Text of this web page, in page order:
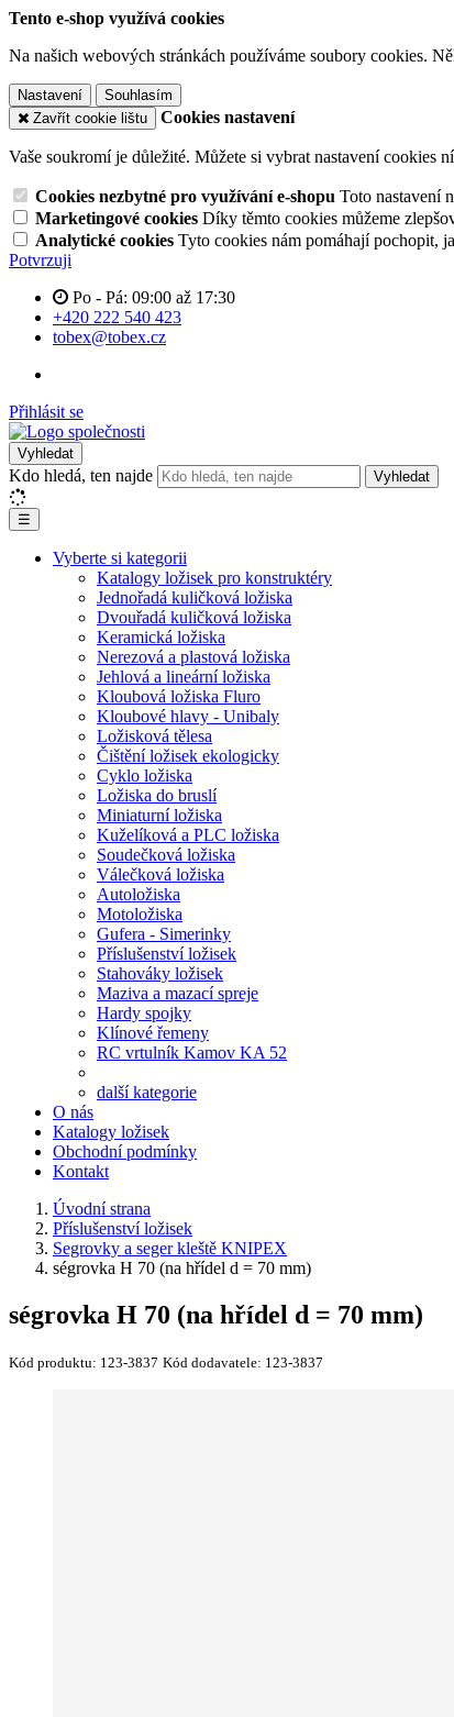
Tento e-shop využívá cookies
Na našich webových stránkách používáme soubory cookies.
Nastavení
Souhlasím
Zavřít cookie lištu
Cookies nastavení
Vaše soukromí je důležité. Můžete si vybrat nastavení cookies
Cookies nezbytné pro využívání e-shopu Toto nastavení
Marketingové cookies Díky těmto cookies můžeme
Analytické cookies Tyto cookies nám pomáhají pochopit,
Potvrzuji
Po - Pá: 09:00 až 17:30
+420 222 540 423
tobex@tobex.cz
Přihlásit se
Vyhledat
Kdo hledá, ten najde Vyhledat
☰
Vyberte si kategorii
Katalogy ložisek pro konstruktéry
Jednořadá kuličková ložiska
Dvouřadá kuličková ložiska
Keramická ložiska
Nerezová a plastová ložiska
Jehlová a lineární ložiska
Kloubová ložiska Fluro
Kloubové hlavy - Unibaly
Ložisková tělesa
Čištění ložisek ekologicky
Cyklo ložiska
Ložiska do bruslí
Miniaturní ložiska
Kuželíková a PLC ložiska
Soudečková ložiska
Válečková ložiska
Autoložiska
Motoložiska
Gufera - Simerinky
Příslušenství ložisek
Stahováky ložisek
Maziva a mazací spreje
Hardy spojky
Klínové řemeny
RC vrtulník Kamov KA 52
další kategorie
O nás
Katalogy ložisek
Obchodní podmínky
Kontakt
Úvodní strana
Příslušenství ložisek
Segrovky a seger kleště KNIPEX
ségrovka H 70 (na hřídel d = 70 mm)
ségrovka H 70 (na hřídel d = 70 mm)
Kód produktu: 123-3837 Kód dodavatele: 123-3837